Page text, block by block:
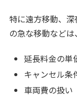
特に遠方移動、
の急な移動などは
延長料金の単
キャンセル条
車両費の扱い